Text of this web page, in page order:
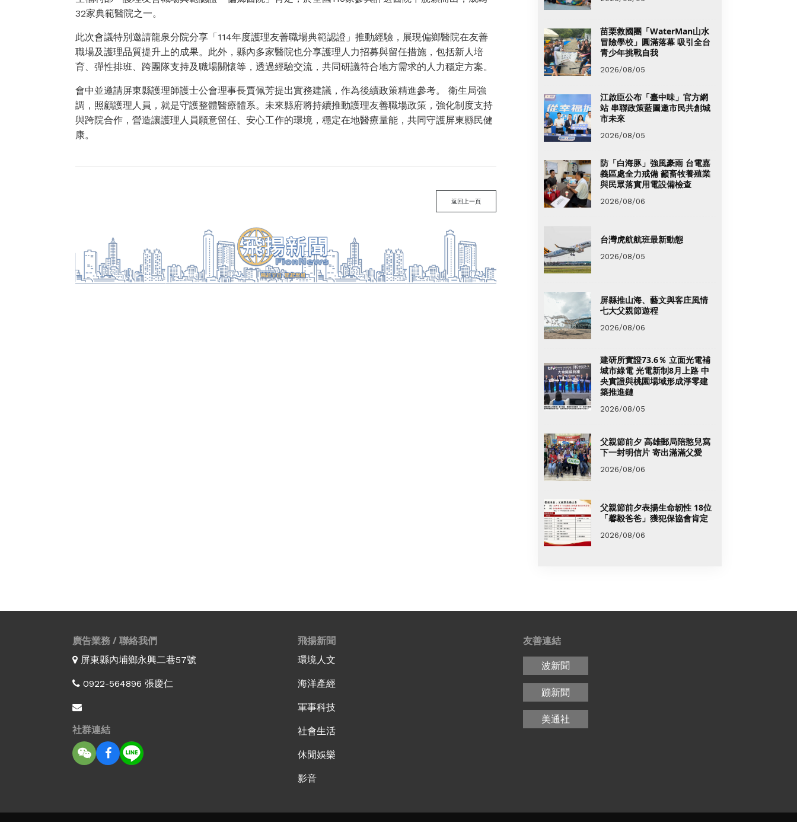
32家典範醫院之一。
此次會議特別邀請龍泉分院分享「114年度護理友善職場典範認證」推動經驗，展現偏鄉醫院在友善
職場及護理品質提升上的成果。此外，縣內多家醫院也分享護理人力招募與留任措施，包括新人培
育、彈性排班、跨團隊支持及職場關懷等，透過經驗交流，共同研議符合地方需求的人力穩定方案。
會中並邀請屏東縣護理師護士公會理事長賈佩芳提出實務建議，作為後續政策精進參考。 衛生局強
調，照顧護理人員，就是守護整體醫療體系。未來縣府將持續推動護理友善職場政策，強化制度支持
與跨院合作，營造讓護理人員願意留任、安心工作的環境，穩定在地醫療量能，共同守護屏東縣民健
康。
返回上一頁
苗栗救國團「WaterMan山水
冒險學校」圓滿落幕 吸引全台
青少年挑戰自我
2026/08/05
江啟臣公布「臺中味」官方網
站 串聯政策藍圖邀市民共創城
市未來
2026/08/05
防「白海豚」強風豪雨 台電嘉
義區處全力戒備 籲畜牧養殖業
與民眾落實用電設備檢查
2026/08/06
台灣虎航航班最新動態
2026/08/05
屏縣推山海、藝文與客庄風情
七大父親節遊程
2026/08/06
建研所實證73.6％ 立面光電補
城市綠電 光電新制8月上路 中
央實證與桃園場域形成淨零建
築推進鏈
2026/08/05
父親節前夕 高雄郵局陪憨兒寫
下一封明信片 寄出滿滿父愛
2026/08/06
父親節前夕表揚生命韌性 18位
「馨毅爸爸」獲犯保協會肯定
2026/08/06
廣告業務 / 聯絡我們
屏東縣內埔鄉永興二巷57號
0922-564896 張慶仁
社群連結
飛揚新聞
環境人文
海洋產經
軍事科技
社會生活
休閒娛樂
影音
友善連結
波新聞
蹦新聞
美通社